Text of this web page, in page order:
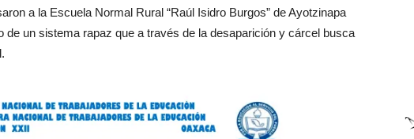
a la Escuela Normal Rural “Raúl Isidro Burgos” de Ayotzinapa
de un sistema rapaz que a través de la desaparición y cárcel busca